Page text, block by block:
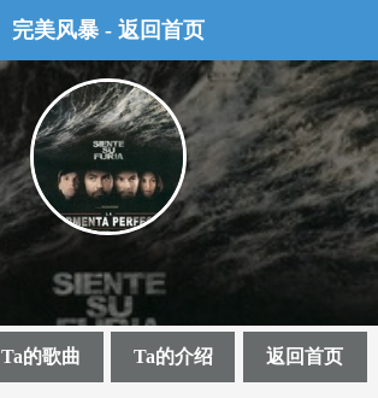
完美风暴 - 返回首页
Ta的歌曲 Ta的介绍 返回首页